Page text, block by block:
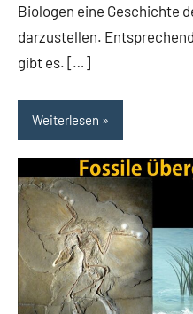
Biologen eine Geschichte
darzustellen.
gibt es. […]
Weiterlesen